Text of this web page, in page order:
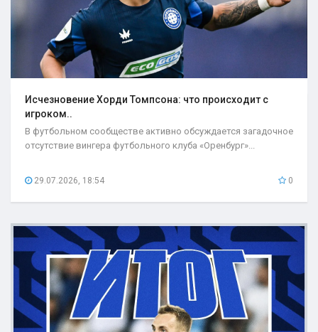
Исчезновение Хорди Томпсона: что происходит с
игроком..
В футбольном сообществе активно обсуждается загадочное
отсутствие вингера футбольного клуба «Оренбург»...
29.07.2026, 18:54 0